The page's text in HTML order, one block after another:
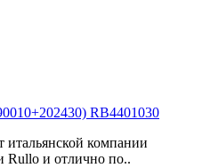
RB4401030
итальянской компании
Rullo и отлично по..